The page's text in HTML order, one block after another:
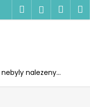
Hledat
nebyly nalezeny...